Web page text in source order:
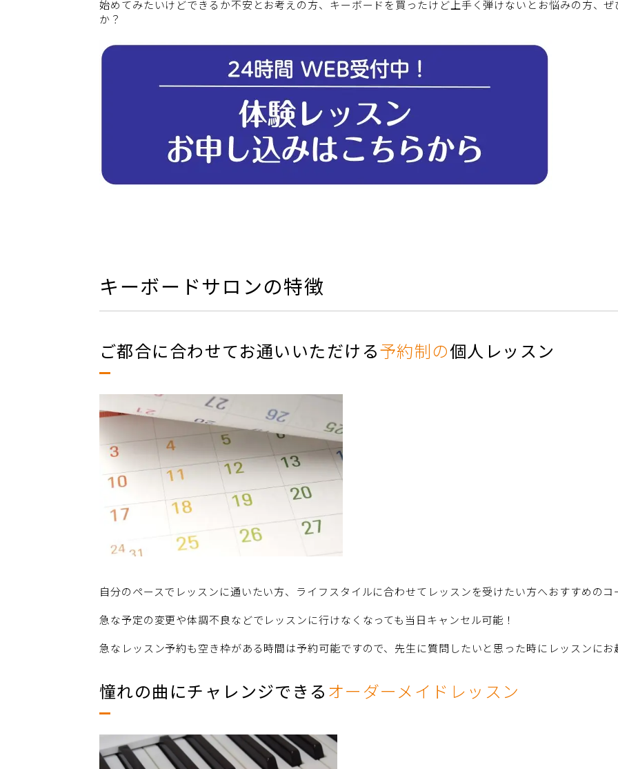
始めてみたいけどできるか不安とお考えの方、キーボードを買ったけど上手く弾けないとお悩みの方、
か？
キーボードサロンの特徴
ご都合に合わせてお通いいただける予約制の個人レッスン
自分のペースでレッスンに通いたい方、ライフスタイルに合わせてレッスンを受けたい方へおすすめのコ
急な予定の変更や体調不良などでレッスンに行けなくなっても当日キャンセル可能！
急なレッスン予約も空き枠がある時間は予約可能ですので、先生に質問したいと思った時にレッスンにお
憧れの曲にチャレンジできる オーダーメイドレッスン